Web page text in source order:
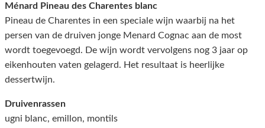
Ménard Pineau des Charentes blanc
Pineau de Charentes in een speciale wijn waarbij na het
persen van de druiven jonge Menard Cognac aan de most
wordt toegevoegd. De wijn wordt vervolgens nog 3 jaar op
eikenhouten vaten gelagerd. Het resultaat is heerlijke
dessertwijn.
Druivenrassen
ugni blanc, emillon, montils